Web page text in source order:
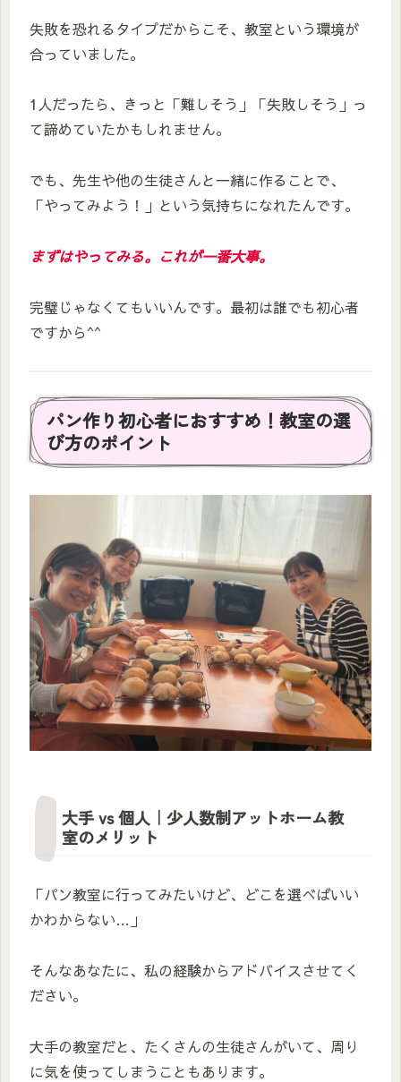
失敗を恐れるタイプだからこそ、教室という環境が
合っていました。
1人だったら、きっと「難しそう」「失敗しそう」っ
て諦めていたかもしれません。
でも、先生や他の生徒さんと一緒に作ることで、
「やってみよう！」という気持ちになれたんです。
まずはやってみる。これが一番大事。
完璧じゃなくてもいいんです。最初は誰でも初心者
ですから^^
パン作り初心者におすすめ！教室の選
び方のポイント
大手 vs 個人｜少人数制アットホーム教
室のメリット
「パン教室に行ってみたいけど、どこを選べばいい
かわからない…」
そんなあなたに、私の経験からアドバイスさせてく
ださい。
大手の教室だと、たくさんの生徒さんがいて、周り
に気を使ってしまうこともあります。